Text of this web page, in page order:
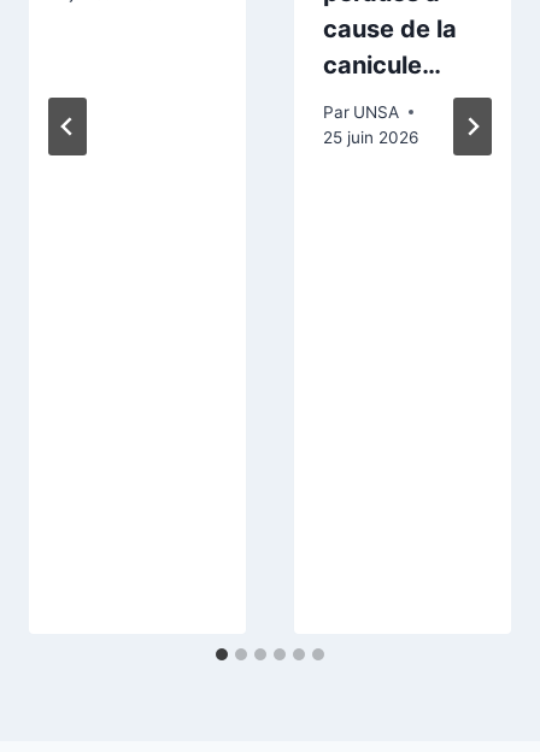
cause de la
canicule…
Par UNSA
25 juin 2026